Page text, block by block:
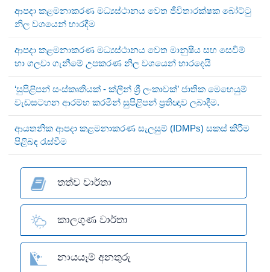
ආපදා කළමනාකරණ මධ්‍යස්ථානය වෙත ජීවිතාරක්ෂක බෝට්ටු
නිල වශයෙන් භාරදීම
ආපදා කළමනාකරණ මධ්‍යස්ථානය වෙත මානුෂීය සහ සෙවීම්
හා ගලවා ගැනීමේ උපකරණ නිල වශයෙන් භාරදෙයි
‘සුපිළිපන් සංස්කෘතියක් - ක්ලීන් ශ්‍රී ලංකාවක්’ ජාතික මෙහෙයුම්
වැඩසටහන ආරම්භ කරමින් සුපිළිපන් ප්‍රතිඥාව ලබාදීම.
ආයතනික ආපදා කළමනාකරණ සැලසුම් (IDMPs) සකස් කිරීම
පිළිබඳ රැස්වීම
තත්ව වාර්තා
කාලගුණ වාර්තා
නායයෑම් අනතුරු